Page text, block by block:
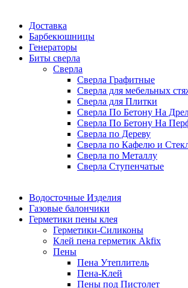
Доставка
Барбекюшницы
Генераторы
Биты сверла
Сверла
Сверла Графитные
Сверла для мебельных
Сверла для Плитки
Сверла По Бетону На
Сверла По Бетону На
Сверла по Дереву
Сверла по Кафелю и
Сверла по Металлу
Сверла Ступенчатые
Водосточные Изделия
Газовые балончики
Герметики пены клея
Герметики-Силиконы
Клей пена герметик Akfix
Пены
Пена Утеплитель
Пена-Клей
Пены под Пистолет